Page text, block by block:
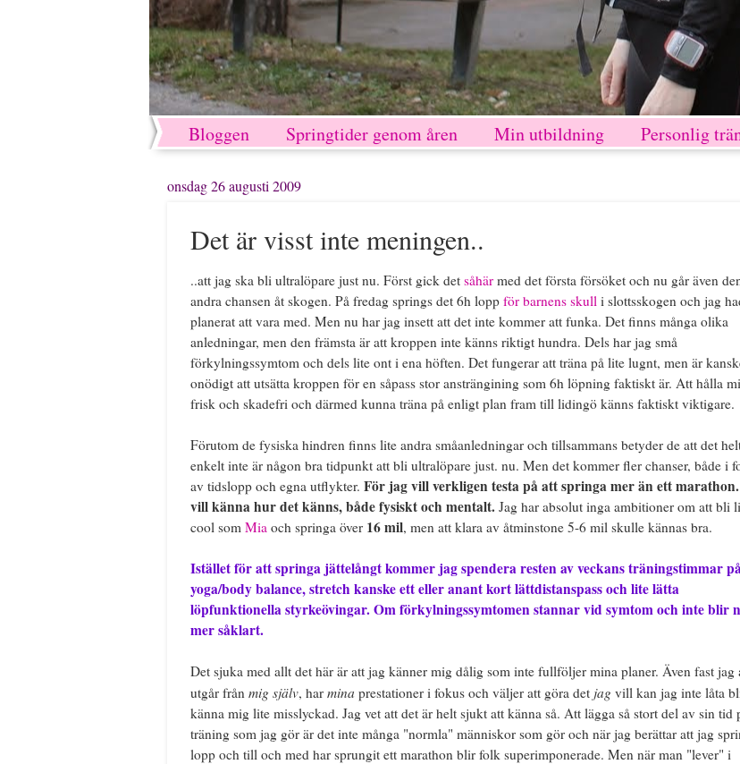
Bloggen Springtider genom åren Min utbildning Personlig
onsdag 26 augusti 2009
Det är visst inte meningen..
..att jag ska bli ultralöpare just nu. Först gick det såhär med det första försöket och nu går även
andra chansen åt skogen. På fredag springs det 6h lopp för barnens skull i slottsskogen och jag
planerat att vara med. Men nu har jag insett att det inte kommer att funka. Det finns många olika
anledningar, men den främsta är att kroppen inte känns riktigt hundra. Dels har jag små
förkylningssymtom och dels lite ont i ena höften. Det fungerar att träna på lite lugnt, men är
onödigt att utsätta kroppen för en såpass stor ansträngining som 6h löpning faktiskt är. Att hålla
frisk och skadefri och därmed kunna träna på enligt plan fram till lidingö känns faktiskt viktigare.
Förutom de fysiska hindren finns lite andra småanledningar och tillsammans betyder de att det
enkelt inte är någon bra tidpunkt att bli ultralöpare just. nu. Men det kommer fler chanser, både i
av tidslopp och egna utflykter. För jag vill verkligen testa på att springa mer än ett
vill känna hur det känns, både fysiskt och mentalt. Jag har absolut inga ambitioner om att bli
cool som Mia och springa över 16 mil, men att klara av åtminstone 5-6 mil skulle kännas bra.
Istället för att springa jättelångt kommer jag spendera resten av veckans träningstimmar
yoga/body balance, stretch kanske ett eller anant kort lättdistanspass och lite lätta
löpfunktionella styrkeövingar. Om förkylningssymtomen stannar vid symtom och inte blir
mer såklart.
Det sjuka med allt det här är att jag känner mig dålig som inte fullföljer mina planer. Även fast jag
utgår från mig själv, har mina prestationer i fokus och väljer att göra det jag vill kan jag inte låta
känna mig lite misslyckad. Jag vet att det är helt sjukt att känna så. Att lägga så stort del av sin tid
träning som jag gör är det inte många "normla" människor som gör och när jag berättar att jag
lopp och till och med har sprungit ett marathon blir folk superimponerade. Men när man "lever" i